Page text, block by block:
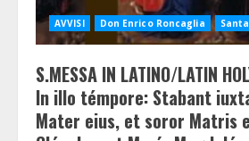
AVVISI Don Enrico Roncaglia
S.MESSA IN LATINO/LATIN
In illo témpore: Stabant
Mater eius, et soror Matris